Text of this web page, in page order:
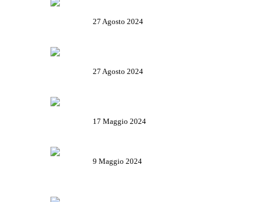
27 Agosto 2024
27 Agosto 2024
17 Maggio 2024
9 Maggio 2024